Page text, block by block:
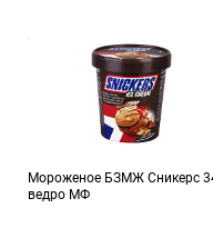
Мороженое БЗМЖ Сникерс
ведро МФ